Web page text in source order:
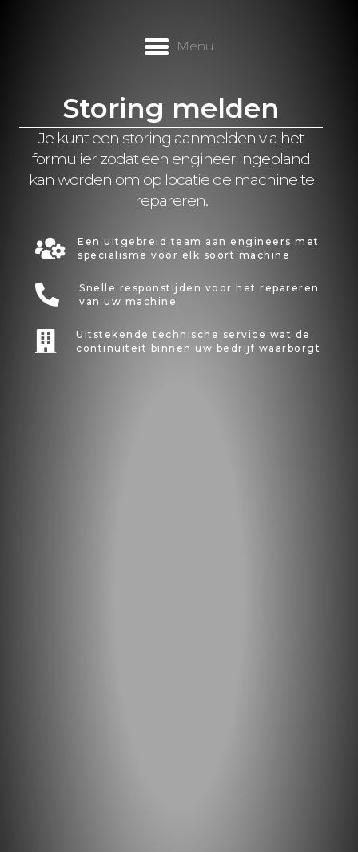
Menu
Storing melden
Je kunt een storing aanmelden via het
formulier zodat een engineer ingepland
kan worden om op locatie de machine te
repareren.
Een uitgebreid team aan engineers met
specialisme voor elk soort machine
Snelle responstijden voor het repareren
van uw machine
Uitstekende technische service wat de
continuïteit binnen uw bedrijf waarborgt